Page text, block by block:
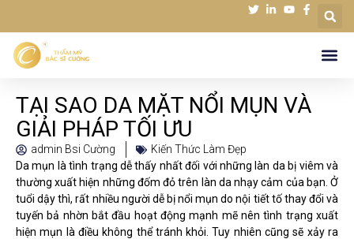
TẠI SAO DA MẶT NỔI MỤN VÀ
GIẢI PHÁP TỐI ƯU
admin Bsi Cường
Kiến Thức Làm Đẹp
Da mụn là tình trạng dễ thấy nhất đối với những làn da bị viêm và
thường xuất hiện những đốm đỏ trên làn da nhạy cảm của bạn. Ở
tuổi dậy thì, rất nhiều người dễ bị nổi mụn do nội tiết tố thay đổi và
tuyến bả nhờn bắt đầu hoạt động mạnh mẽ nên tình trạng xuất
hiện mụn là điều không thể tránh khỏi. Tuy nhiên cũng sẽ xảy ra